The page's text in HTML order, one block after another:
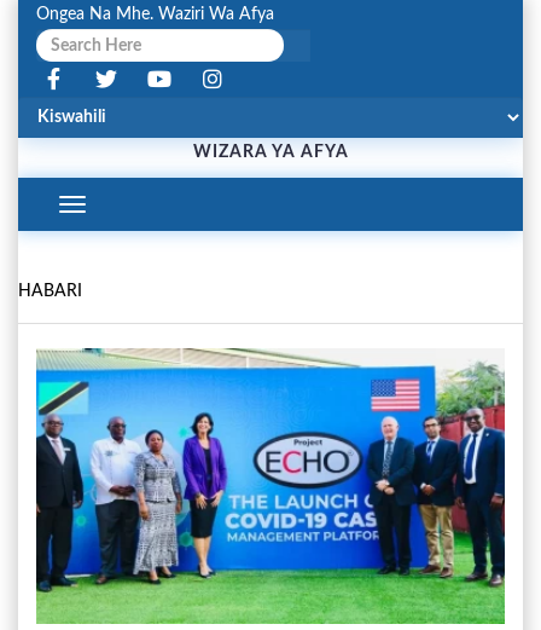
Ongea Na Mhe. Waziri Wa Afya
WIZARA YA AFYA
Toggle
Navigation
HABARI